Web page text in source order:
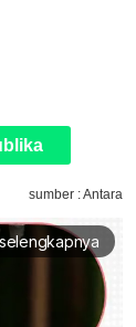
sumber : Antara